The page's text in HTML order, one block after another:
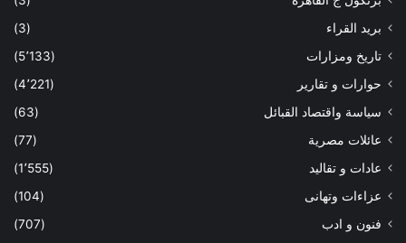
بريد القراء
(3)
تاريخ ومزارات
(5٬133)
حوارات و تقارير
(4٬221)
سياسة واقتصاد القبائل
(63)
عائلات مصرية
(77)
عادات و تقاليد
(1٬555)
عزاءات وتهانى
(104)
فنون و ادب
(707)